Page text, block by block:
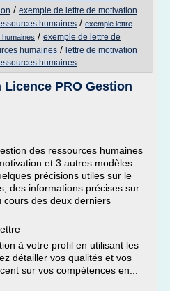
/ exemple de lettre de motivation
humaines / exemple lettre
/ exemple de lettre de
humaines / lettre de motivation
humaines
PRO Gestion
des ressources humaines
et 3 autres modèles
précisions utiles sur le
des informations précises sur
cours des deux derniers
à votre profil en utilisant les
détailler vos qualités et vos
sur vos compétences en...